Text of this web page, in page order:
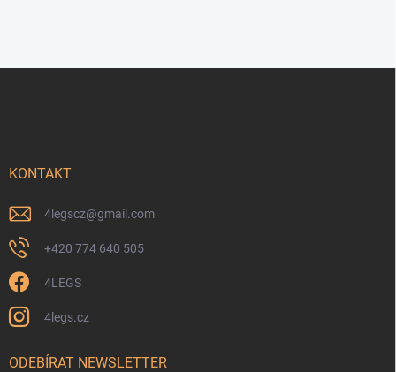
KONTAKT
4legscz@gmail.com
+420 774 640 505
4LEGS
4legs.cz
ODEBÍRAT NEWSLETTER